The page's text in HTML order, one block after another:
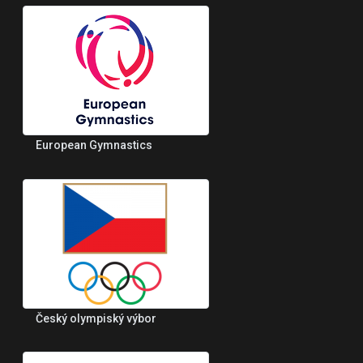
European Gymnastics
Český olympiský výbor